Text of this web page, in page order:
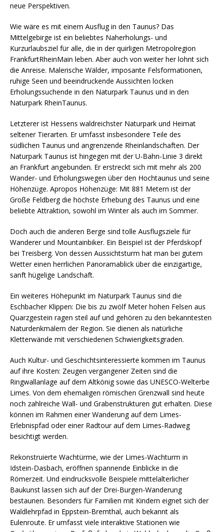
neue Perspektiven.
Wie wäre es mit einem Ausflug in den Taunus? Das
Mittelgebirge ist ein beliebtes Naherholungs- und
Kurzurlaubsziel für alle, die in der quirligen Metropolregion
FrankfurtRheinMain leben. Aber auch von weiter her lohnt sich
die Anreise. Malerische Wälder, imposante Felsformationen,
ruhige Seen und beeindruckende Aussichten locken
Erholungssuchende in den Naturpark Taunus und in den
Naturpark RheinTaunus.
Letzterer ist Hessens waldreichster Naturpark und Heimat
seltener Tierarten. Er umfasst insbesondere Teile des
südlichen Taunus und angrenzende Rheinlandschaften. Der
Naturpark Taunus ist hingegen mit der U-Bahn-Linie 3 direkt
an Frankfurt angebunden. Er erstreckt sich mit mehr als 200
Wander- und Erholungswegen über den Hochtaunus und seine
Höhenzüge. Apropos Höhenzüge: Mit 881 Metern ist der
Große Feldberg die höchste Erhebung des Taunus und eine
beliebte Attraktion, sowohl im Winter als auch im Sommer.
Doch auch die anderen Berge sind tolle Ausflugsziele für
Wanderer und Mountainbiker. Ein Beispiel ist der Pferdskopf
bei Treisberg. Von dessen Aussichtsturm hat man bei gutem
Wetter einen herrlichen Panoramablick über die einzigartige,
sanft hügelige Landschaft.
Ein weiteres Höhepunkt im Naturpark Taunus sind die
Eschbacher Klippen: Die bis zu zwölf Meter hohen Felsen aus
Quarzgestein ragen steil auf und gehören zu den bekanntesten
Naturdenkmälern der Region. Sie dienen als natürliche
Kletterwände mit verschiedenen Schwierigkeitsgraden.
Auch Kultur- und Geschichtsinteressierte kommen im Taunus
auf ihre Kosten: Zeugen vergangener Zeiten sind die
Ringwallanlage auf dem Altkönig sowie das UNESCO-Welterbe
Limes. Von dem ehemaligen römischen Grenzwall sind heute
noch zahlreiche Wall- und Grabenstrukturen gut erhalten. Diese
können im Rahmen einer Wanderung auf dem Limes-
Erlebnispfad oder einer Radtour auf dem Limes-Radweg
besichtigt werden.
Rekonstruierte Wachtürme, wie der Limes-Wachturm in
Idstein-Dasbach, eröffnen spannende Einblicke in die
Römerzeit. Und eindrucksvolle Beispiele mittelalterlicher
Baukunst lassen sich auf der Drei-Burgen-Wanderung
bestaunen. Besonders für Familien mit Kindern eignet sich der
Waldlehrpfad in Eppstein-Bremthal, auch bekannt als
Eulenroute. Er umfasst viele interaktive Stationen wie